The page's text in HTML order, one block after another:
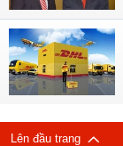
Lên đầu trang